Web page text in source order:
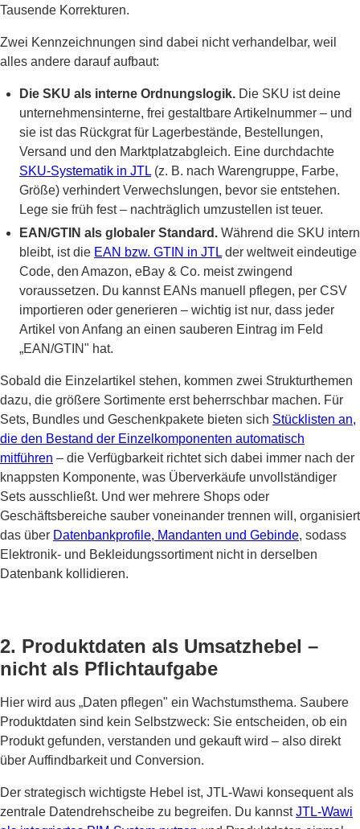
Tausende Korrekturen.
Zwei Kennzeichnungen sind dabei nicht verhandelbar, weil
alles andere darauf aufbaut:
Die SKU als interne Ordnungslogik. Die SKU ist deine
unternehmensinterne, frei gestaltbare Artikelnummer – und
sie ist das Rückgrat für Lagerbestände, Bestellungen,
Versand und den Marktplatzabgleich. Eine durchdachte
SKU-Systematik in JTL (z. B. nach Warengruppe, Farbe,
Größe) verhindert Verwechslungen, bevor sie entstehen.
Lege sie früh fest – nachträglich umzustellen ist teuer.
EAN/GTIN als globaler Standard. Während die SKU intern
bleibt, ist die EAN bzw. GTIN in JTL der weltweit eindeutige
Code, den Amazon, eBay & Co. meist zwingend
voraussetzen. Du kannst EANs manuell pflegen, per CSV
importieren oder generieren – wichtig ist nur, dass jeder
Artikel von Anfang an einen sauberen Eintrag im Feld
„EAN/GTIN" hat.
Sobald die Einzelartikel stehen, kommen zwei Strukturthemen
dazu, die größere Sortimente erst beherrschbar machen. Für
Sets, Bundles und Geschenkpakete bieten sich Stücklisten an,
die den Bestand der Einzelkomponenten automatisch
mitführen – die Verfügbarkeit richtet sich dabei immer nach der
knappsten Komponente, was Überverkäufe unvollständiger
Sets ausschließt. Und wer mehrere Shops oder
Geschäftsbereiche sauber voneinander trennen will, organisiert
das über Datenbankprofile, Mandanten und Gebinde, sodass
Elektronik- und Bekleidungssortiment nicht in derselben
Datenbank kollidieren.
2. Produktdaten als Umsatzhebel –
nicht als Pflichtaufgabe
Hier wird aus „Daten pflegen" ein Wachstumsthema. Saubere
Produktdaten sind kein Selbstzweck: Sie entscheiden, ob ein
Produkt gefunden, verstanden und gekauft wird – also direkt
über Auffindbarkeit und Conversion.
Der strategisch wichtigste Hebel ist, JTL-Wawi konsequent als
zentrale Datendrehscheibe zu begreifen. Du kannstJTL-Wawi